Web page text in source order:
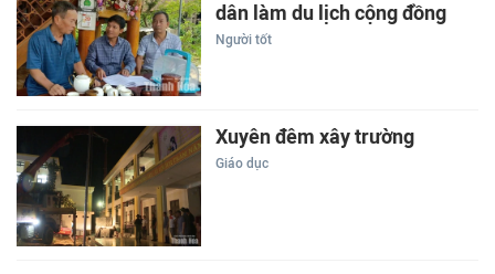
dân làm du lịch cộng đồng
Người tốt
Xuyên đêm xây trường
Giáo dục